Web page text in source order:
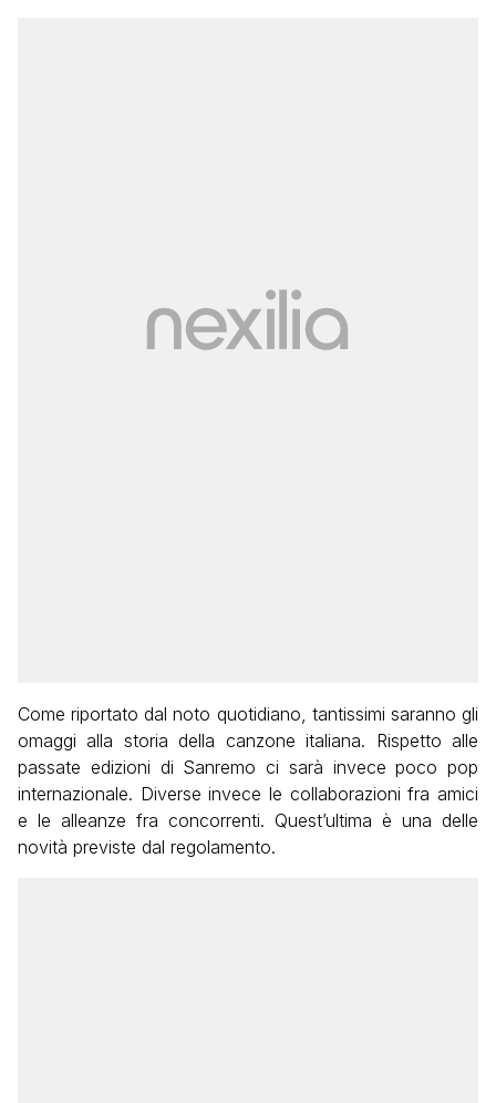
Come riportato dal noto quotidiano, tantissimi saranno gli
omaggi alla storia della canzone italiana. Rispetto alle
passate edizioni di Sanremo ci sarà invece poco pop
internazionale. Diverse invece le collaborazioni fra amici
e le alleanze fra concorrenti. Quest’ultima è una delle
novità previste dal regolamento.